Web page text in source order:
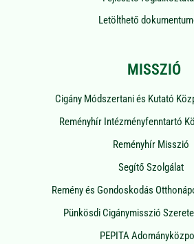
Letölthető
MISSZIÓ
Cigány Módszertani és Kutató
Reményhír Intézményfenntartó
Reményhír Misszió
Segítő Szolgálat
Remény és Gondoskodás
Pünkösdi Cigánymisszió
PEPITA